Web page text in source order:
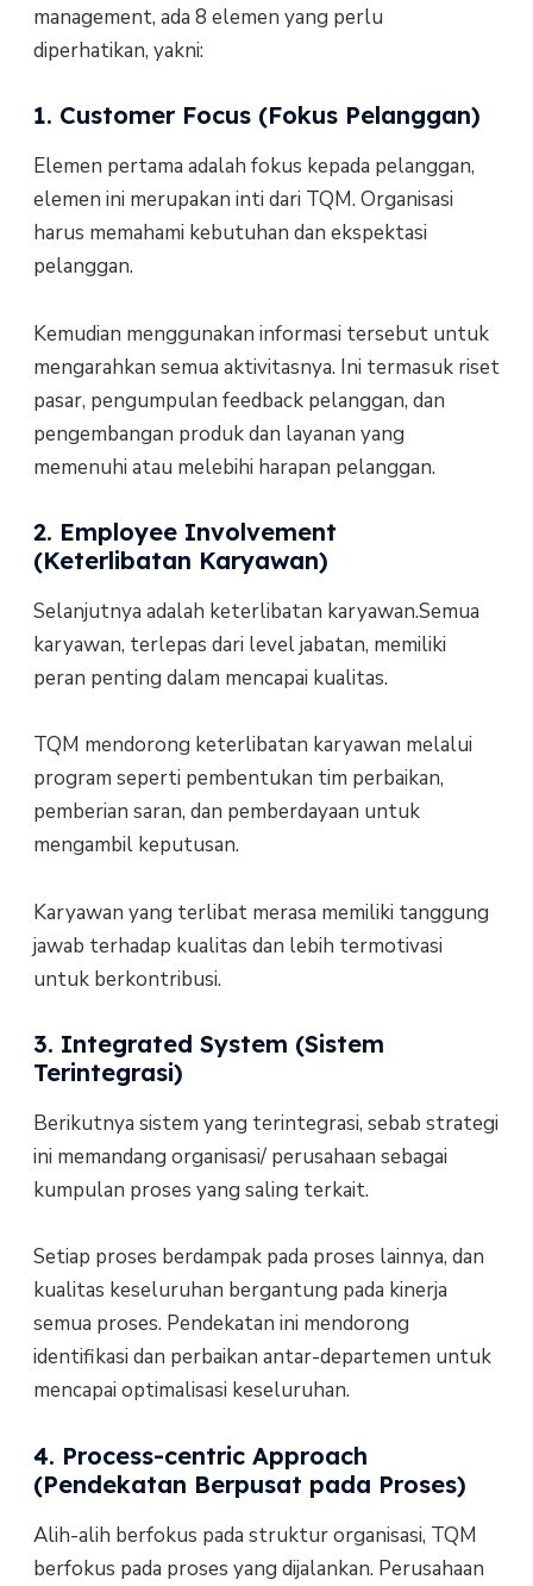
management, ada 8 elemen yang perlu
diperhatikan, yakni:
1. Customer Focus (Fokus Pelanggan)
Elemen pertama adalah fokus kepada pelanggan,
elemen ini merupakan inti dari TQM. Organisasi
harus memahami kebutuhan dan ekspektasi
pelanggan.
Kemudian menggunakan informasi tersebut untuk
mengarahkan semua aktivitasnya. Ini termasuk riset
pasar, pengumpulan feedback pelanggan, dan
pengembangan produk dan layanan yang
memenuhi atau melebihi harapan pelanggan.
2. Employee Involvement
(Keterlibatan Karyawan)
Selanjutnya adalah keterlibatan karyawan.Semua
karyawan, terlepas dari level jabatan, memiliki
peran penting dalam mencapai kualitas.
TQM mendorong keterlibatan karyawan melalui
program seperti pembentukan tim perbaikan,
pemberian saran, dan pemberdayaan untuk
mengambil keputusan.
Karyawan yang terlibat merasa memiliki tanggung
jawab terhadap kualitas dan lebih termotivasi
untuk berkontribusi.
3. Integrated System (Sistem
Terintegrasi)
Berikutnya sistem yang terintegrasi, sebab strategi
ini memandang organisasi/ perusahaan sebagai
kumpulan proses yang saling terkait.
Setiap proses berdampak pada proses lainnya, dan
kualitas keseluruhan bergantung pada kinerja
semua proses. Pendekatan ini mendorong
identifikasi dan perbaikan antar-departemen untuk
mencapai optimalisasi keseluruhan.
4. Process-centric Approach
(Pendekatan Berpusat pada Proses)
Alih-alih berfokus pada struktur organisasi, TQM
berfokus pada proses yang dijalankan. Perusahaan